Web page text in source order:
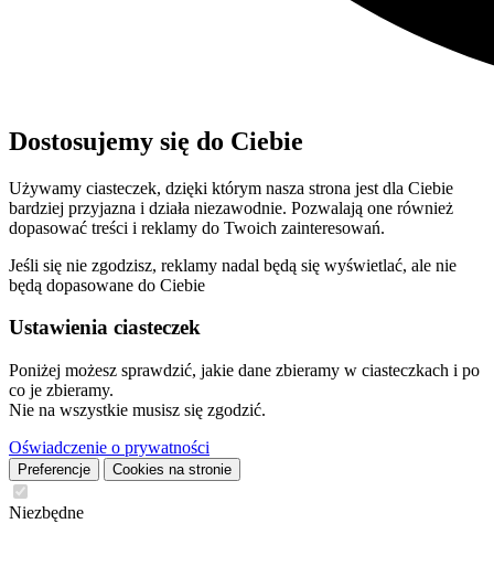
Dostosujemy się do Ciebie
Używamy ciasteczek, dzięki którym nasza strona jest dla Ciebie
bardziej przyjazna i działa niezawodnie. Pozwalają one również
dopasować treści i reklamy do Twoich zainteresowań.
Jeśli się nie zgodzisz, reklamy nadal będą się wyświetlać, ale nie
będą dopasowane do Ciebie
Ustawienia ciasteczek
Poniżej możesz sprawdzić, jakie dane zbieramy w ciasteczkach i po
co je zbieramy.
Nie na wszystkie musisz się zgodzić.
Oświadczenie o prywatności
Preferencje Cookies na stronie
Niezbędne